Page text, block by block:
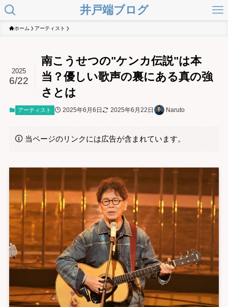
井戸端ブログ
ホーム アーティスト
南こうせつの"ケンカ伝説"は本
当？優しい歌声の裏にある真の強
さとは
2025
6/22
アーティスト 2025年6月6日 2025年6月22日 Naruto
当ページのリンクには広告が含まれています。